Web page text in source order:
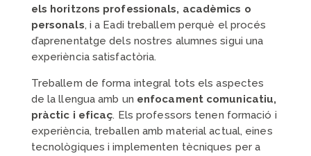
els horitzons professionals, acadèmics o
personals, i a Eadi treballem perquè el procés
d’aprenentatge dels nostres alumnes sigui una
experiència satisfactòria.
Treballem de forma integral tots els aspectes
de la llengua amb un enfocament comunicatiu,
pràctic i eficaç. Els professors tenen formació i
experiència, treballen amb material actual, eines
tecnològiques i implementen tècniques per a